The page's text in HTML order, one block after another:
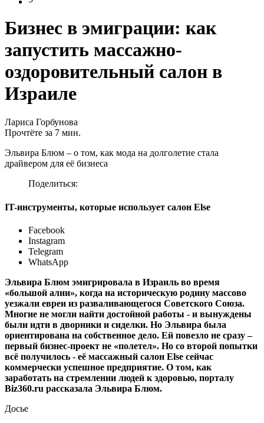
Бизнес в эмиграции: как
запустить массажно-
оздоровительный салон в
Израиле
Лариса Горбунова
Прочтёте за 7 мин.
Эльвира Блюм – о том, как мода на долголетие стала
драйвером для её бизнеса
Поделиться:
IT-инструменты, которые использует салон Else
Facebook
Instagram
Telegram
WhatsApp
Эльвира Блюм эмигрировала в Израиль во время
«большой алии», когда на историческую родину массово
уезжали евреи из разваливающегося Советского Союза.
Многие не могли найти достойной работы - и вынуждены
были идти в дворники и сиделки. Но Эльвира была
ориентирована на собственное дело. Ей повезло не сразу –
первый бизнес-проект не «полетел». Но со второй попытки
всё получилось - её массажный салон Else сейчас
коммерчески успешное предприятие. О том, как
заработать на стремлении людей к здоровью, порталу
Biz360.ru рассказала Эльвира Блюм.
Досье